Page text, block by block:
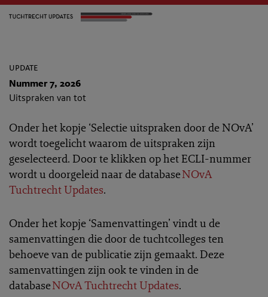
update
Nummer 7, 2026
Uitspraken van tot
Onder het kopje ‘Selectie uitspraken door de NOvA’
wordt toegelicht waarom de uitspraken zijn
geselecteerd. Door te klikken op het ECLI-nummer
wordt u doorgeleid naar de databaseNOvA
Tuchtrecht Updates.
Onder het kopje ‘Samenvattingen’ vindt u de
samenvattingen die door de tuchtcolleges ten
behoeve van de publicatie zijn gemaakt. Deze
samenvattingen zijn ook te vinden in de
databaseNOvA Tuchtrecht Updates.